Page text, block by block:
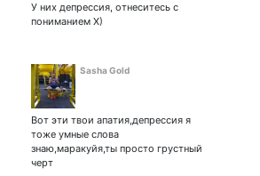
неполных данных. || На 50%
голодный и на 50% хорни ||
У них депрессия, отнеситесь с
пониманием Х)
Sasha Gold
Вот эти твои апатия,депрессия я
тоже умные слова
знаю,маракуйя,ты просто грустный
черт